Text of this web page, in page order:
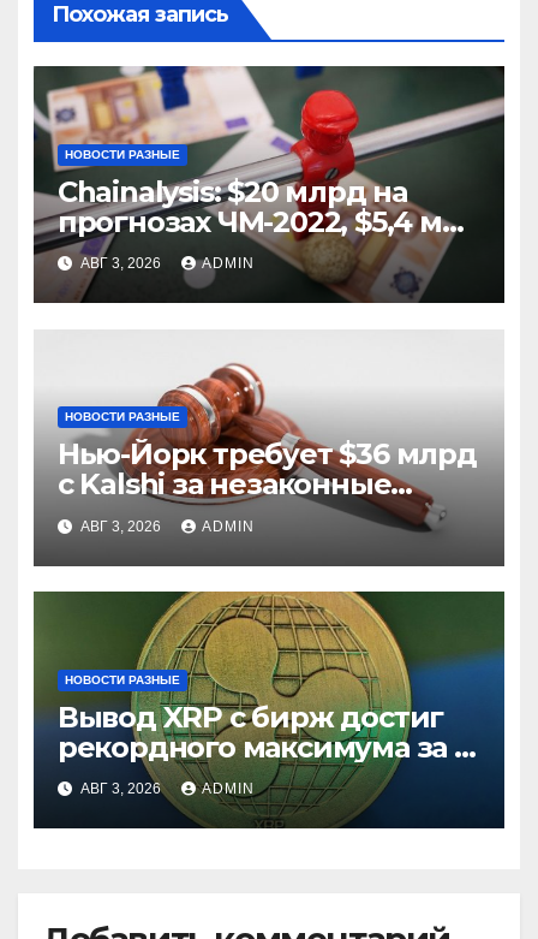
Похожая запись
НОВОСТИ РАЗНЫЕ
Chainalysis: $20 млрд на
прогнозах ЧМ-2022, $5,4 млн
из них незаконные
АВГ 3, 2026 ADMIN
НОВОСТИ РАЗНЫЕ
Нью-Йорк требует $36 млрд
с Kalshi за незаконные
ставки
АВГ 3, 2026 ADMIN
НОВОСТИ РАЗНЫЕ
Вывод XRP с бирж достиг
рекордного максимума за 5
летАВГ 3, 2026 ADMIN